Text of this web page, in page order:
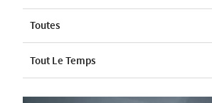
Toutes
Tout Le Temps